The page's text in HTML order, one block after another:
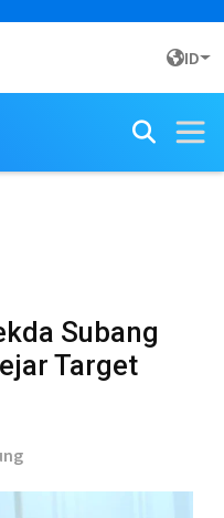
ID
Subang
Target